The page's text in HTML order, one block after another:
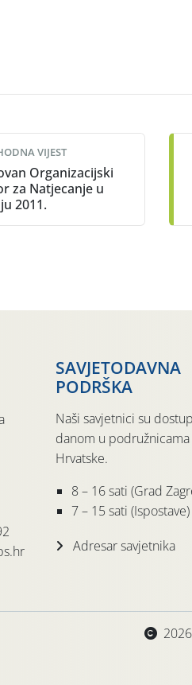
VIJEST
Organizacijski
za Natjecanje u
2011.
SAVJETODAVNA
PODRŠKA
Naši savjetnici su
danom u
Hrvatske.
8 – 16 sati (Grad
7 – 15 sati (Ispostave)
Adresar savjetnika